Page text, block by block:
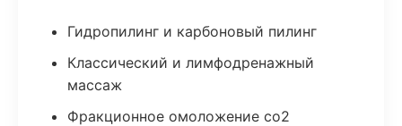
Гидропилинг и карбоновый пилинг
Классический и лимфодренажный
массаж
Фракционное омоложение co2